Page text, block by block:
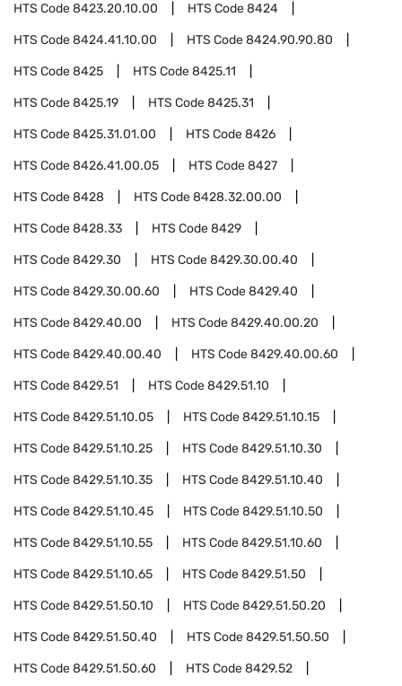
HTS Code8423.20.10.00 HTS Code8424
HTS Code8424.41.10.00 HTS Code8424.90.90.80
HTS Code8425 HTS Code8425.11
HTS Code8425.19 HTS Code8425.31
HTS Code8425.31.01.00 HTS Code8426
HTS Code8426.41.00.05 HTS Code8427
HTS Code8428 HTS Code8428.32.00.00
HTS Code8428.33 HTS Code8429
HTS Code8429.30 HTS Code8429.30.00.40
HTS Code8429.30.00.60 HTS Code8429.40
HTS Code8429.40.00 HTS Code8429.40.00.20
HTS Code8429.40.00.40 HTS Code8429.40.00.60
HTS Code8429.51 HTS Code8429.51.10
HTS Code8429.51.10.05 HTS Code8429.51.10.15
HTS Code8429.51.10.25 HTS Code8429.51.10.30
HTS Code8429.51.10.35 HTS Code8429.51.10.40
HTS Code8429.51.10.45 HTS Code8429.51.10.50
HTS Code8429.51.10.55 HTS Code8429.51.10.60
HTS Code8429.51.10.65 HTS Code8429.51.50
HTS Code8429.51.50.10 HTS Code8429.51.50.20
HTS Code8429.51.50.40 HTS Code8429.51.50.50
HTS Code8429.51.50.60 HTS Code8429.52